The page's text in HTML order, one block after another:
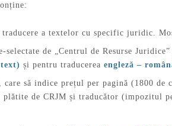
a textelor cu specific juridic.
selectate de „Centrul de Resurse
și pentru traducerea engleză –
să indice prețul per pagină (1800
de CRJM și traducător (impozitul